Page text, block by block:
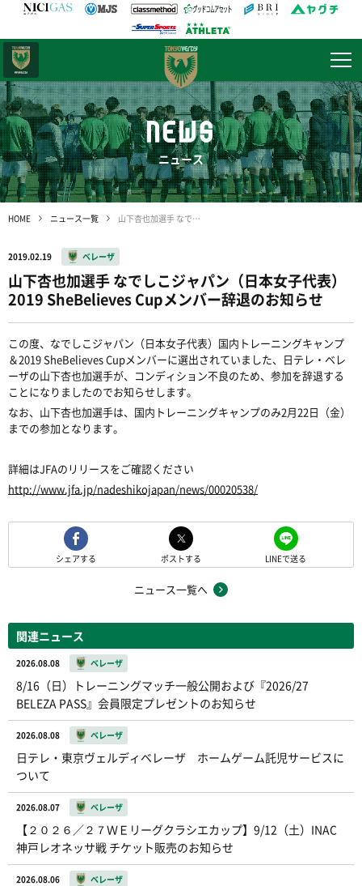
NEWS
ニュース
HOME ニュース一覧 山下杏也加選手 なでしこジャパン（日本女子代表）2019 SheBelieves Cupメンバー辞退のお知らせ
2019.02.19 ベレーザ
山下杏也加選手 なでしこジャパン（日本女子代表）
2019 SheBelieves Cupメンバー辞退のお知らせ
この度、なでしこジャパン（日本女子代表）国内トレーニングキャンプ
＆2019 SheBelieves Cupメンバーに選出されていました、日テレ・ベレ
ーザの山下杏也加選手が、コンディション不良のため、参加を辞退する
ことになりましたのでお知らせします。
なお、山下杏也加選手は、国内トレーニングキャンプのみ2月22日（金）
までの参加となります。
詳細はJFAのリリースをご確認ください
http://www.jfa.jp/nadeshikojapan/news/00020538/
シェアする ポストする LINEで送る
ニュース一覧へ
関連ニュース
2026.08.08 ベレーザ
8/16（日）トレーニングマッチ一般公開および『2026/27
BELEZA PASS』会員限定プレゼントのお知らせ
2026.08.08 ベレーザ
日テレ・東京ヴェルディベレーザ ホームゲーム託児サービスに
ついて
2026.08.07 ベレーザ
【２０２６／２７ＷＥリーグクラシエカップ】9/12（土）INAC
神戸レオネッサ戦 チケット販売のお知らせ
2026.08.06 ベレーザ